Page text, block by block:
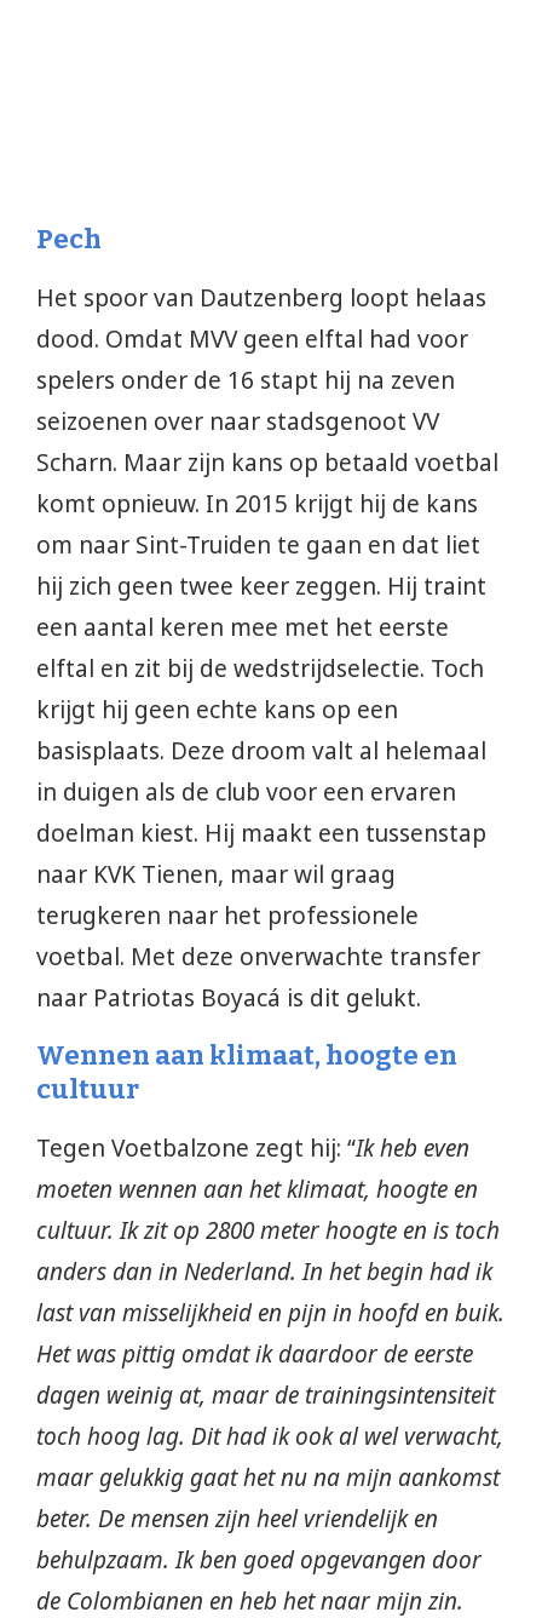
Pech
Het spoor van Dautzenberg loopt helaas
dood. Omdat MVV geen elftal had voor
spelers onder de 16 stapt hij na zeven
seizoenen over naar stadsgenoot VV
Scharn. Maar zijn kans op betaald voetbal
komt opnieuw. In 2015 krijgt hij de kans
om naar Sint-Truiden te gaan en dat liet
hij zich geen twee keer zeggen. Hij traint
een aantal keren mee met het eerste
elftal en zit bij de wedstrijdselectie. Toch
krijgt hij geen echte kans op een
basisplaats. Deze droom valt al helemaal
in duigen als de club voor een ervaren
doelman kiest. Hij maakt een tussenstap
naar KVK Tienen, maar wil graag
terugkeren naar het professionele
voetbal. Met deze onverwachte transfer
naar Patriotas Boyacá is dit gelukt.
Wennen aan klimaat, hoogte en
cultuur
Tegen Voetbalzone zegt hij: “Ik heb even
moeten wennen aan het klimaat, hoogte en
cultuur. Ik zit op 2800 meter hoogte en is toch
anders dan in Nederland. In het begin had ik
last van misselijkheid en pijn in hoofd en buik.
Het was pittig omdat ik daardoor de eerste
dagen weinig at, maar de trainingsintensiteit
toch hoog lag. Dit had ik ook al wel verwacht,
maar gelukkig gaat het nu na mijn aankomst
beter. De mensen zijn heel vriendelijk en
behulpzaam. Ik ben goed opgevangen door
de Colombianen en heb het naar mijn zin.